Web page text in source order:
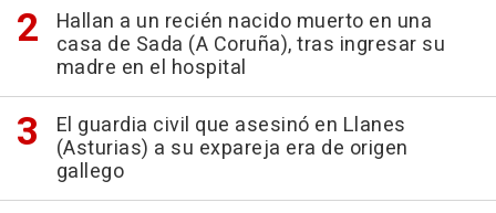
Hallan a un recién nacido muerto en una
casa de Sada (A Coruña), tras ingresar su
madre en el hospital
El guardia civil que asesinó en Llanes
(Asturias) a su expareja era de origen
gallego